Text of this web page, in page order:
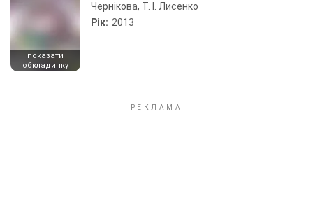
показати
обкладинку
Чернікова, Т. І. Лисенко
Рік: 2013